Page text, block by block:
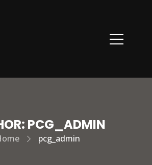
PCG_ADMIN
pcg_admin